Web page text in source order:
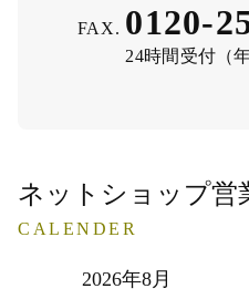
FAX. 0120-
24時間受付（
ネットショップ営
CALENDER
2026年8月